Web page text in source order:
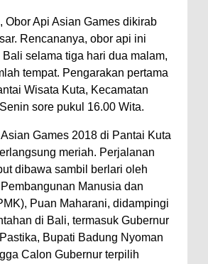
Obor Api Asian Games dikirab
Rencananya, obor api ini
selama tiga hari dua malam,
tempat. Pengarakan pertama
Wisata Kuta, Kecamatan
sore pukul 16.00 Wita.
Games 2018 di Pantai Kuta
meriah. Perjalanan
dibawa sambil berlari oleh
Manusia dan
Puan Maharani, didampingi
di Bali, termasuk Gubernur
Bupati Badung Nyoman
Calon Gubernur terpilih